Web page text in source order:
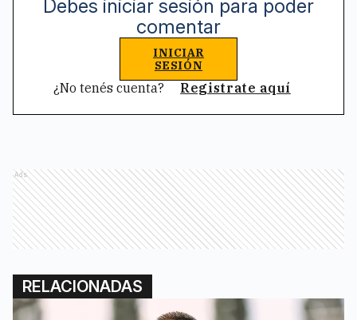
Debes iniciar sesión para poder
comentar
INICIAR
SESIÓN
¿No tenés cuenta? Registrate aquí
Ads
RELACIONADAS